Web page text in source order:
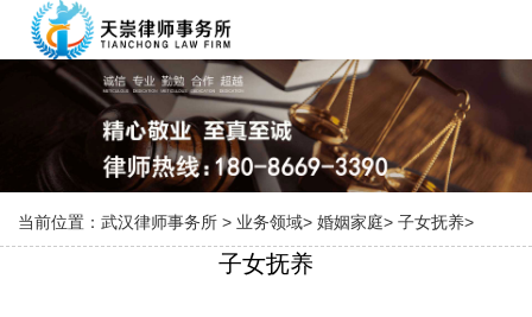
当前位置： 武汉律师事务所 > 业务领域> 婚姻家庭> 子女抚养>
子女抚养